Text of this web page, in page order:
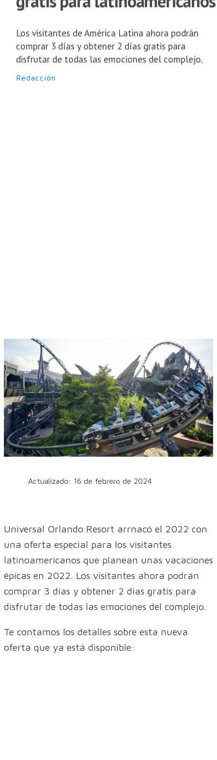
Los visitantes de América Latina ahora podrán
comprar 3 días y obtener 2 días gratis para
disfrutar de todas las emociones del complejo.
Redacción
Actualizado: 16 de febrero de 2024
Universal Orlando Resort arrnacó el 2022 con
una oferta especial para los visitantes
latinoamericanos que planean unas vacaciones
épicas en 2022. Los visitantes ahora podrán
comprar 3 días y obtener 2 días gratis para
disfrutar de todas las emociones del complejo.
Te contamos los detalles sobre esta nueva
oferta que ya está disponible: